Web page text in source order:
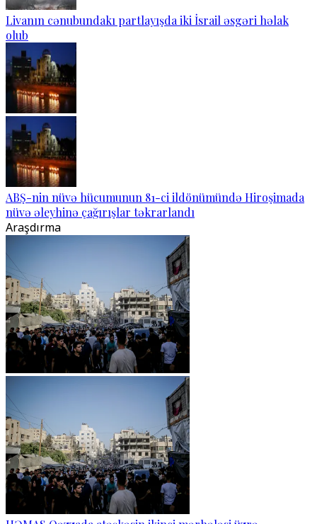
Livanın cənubundakı partlayışda iki İsrail əsgəri həlak
olub
ABŞ-nin nüvə hücumunun 81-ci ildönümündə Hiroşimada
nüvə əleyhinə çağırışlar təkrarlandı
Araşdırma